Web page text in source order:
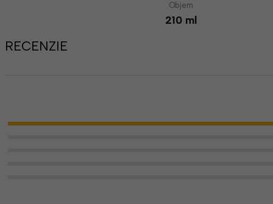
Objem
210 ml
RECENZIE